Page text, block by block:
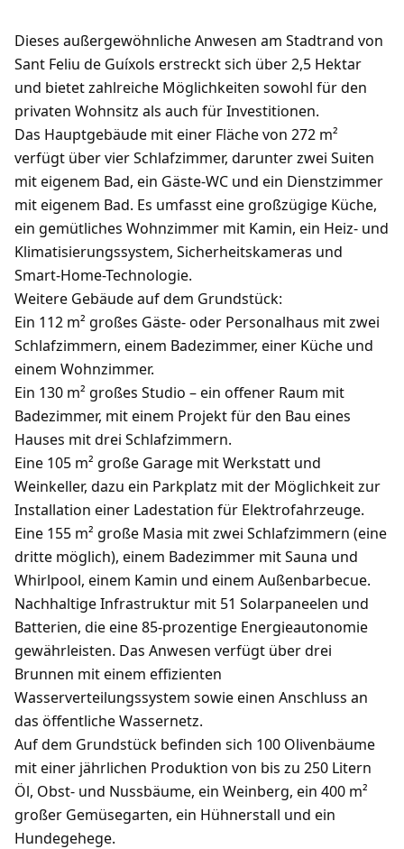
Dieses außergewöhnliche Anwesen am Stadtrand von
Sant Feliu de Guíxols erstreckt sich über 2,5 Hektar
und bietet zahlreiche Möglichkeiten sowohl für den
privaten Wohnsitz als auch für Investitionen.
Das Hauptgebäude mit einer Fläche von 272 m²
verfügt über vier Schlafzimmer, darunter zwei Suiten
mit eigenem Bad, ein Gäste-WC und ein Dienstzimmer
mit eigenem Bad. Es umfasst eine großzügige Küche,
ein gemütliches Wohnzimmer mit Kamin, ein Heiz- und
Klimatisierungssystem, Sicherheitskameras und
Smart-Home-Technologie.
Weitere Gebäude auf dem Grundstück:
Ein 112 m² großes Gäste- oder Personalhaus mit zwei
Schlafzimmern, einem Badezimmer, einer Küche und
einem Wohnzimmer.
Ein 130 m² großes Studio – ein offener Raum mit
Badezimmer, mit einem Projekt für den Bau eines
Hauses mit drei Schlafzimmern.
Eine 105 m² große Garage mit Werkstatt und
Weinkeller, dazu ein Parkplatz mit der Möglichkeit zur
Installation einer Ladestation für Elektrofahrzeuge.
Eine 155 m² große Masia mit zwei Schlafzimmern (eine
dritte möglich), einem Badezimmer mit Sauna und
Whirlpool, einem Kamin und einem Außenbarbecue.
Nachhaltige Infrastruktur mit 51 Solarpaneelen und
Batterien, die eine 85-prozentige Energieautonomie
gewährleisten. Das Anwesen verfügt über drei
Brunnen mit einem effizienten
Wasserverteilungssystem sowie einen Anschluss an
das öffentliche Wassernetz.
Auf dem Grundstück befinden sich 100 Olivenbäume
mit einer jährlichen Produktion von bis zu 250 Litern
Öl, Obst- und Nussbäume, ein Weinberg, ein 400 m²
großer Gemüsegarten, ein Hühnerstall und ein
Hundegehege.